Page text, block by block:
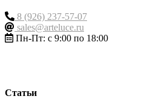
8 (926) 237-57-07
sales@arteluce.ru
Пн-Пт: с 9:00 по 18:00
Статьи